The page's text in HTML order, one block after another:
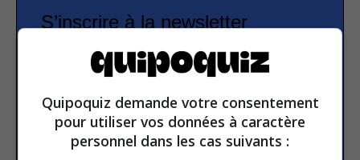
S’inscrire à la newsletter
E-mail
S’INSCRIRE
Quipoquiz demande votre consentement
pour utiliser vos données à caractère
personnel dans les cas suivants :